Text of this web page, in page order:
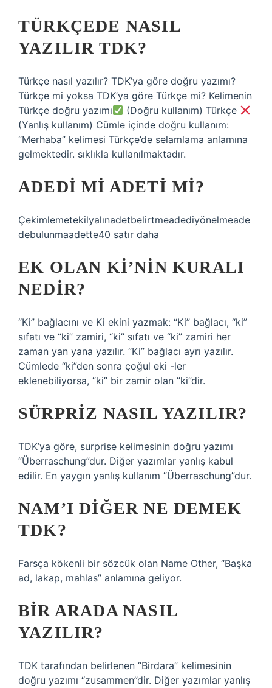
TÜRKÇEDE NASIL
YAZILIR TDK?
Türkçe nasıl yazılır? TDK’ya göre doğru yazımı?
Türkçe mi yoksa TDK’ya göre Türkçe mi? Kelimenin
Türkçe doğru yazımı
(Doğru kullanım) Türkçe
(Yanlış kullanım) Cümle içinde doğru kullanım:
“Merhaba” kelimesi Türkçe’de selamlama anlamına
gelmektedir. sıklıkla kullanılmaktadır.
ADEDI MI ADETI MI?
Çekimlemetekilyalınadetbelirtmeadediyönelmeade
debulunmaadette40 satır daha
EK OLAN KI’NIN KURALI
NEDIR?
“Ki” bağlacını ve Ki ekini yazmak: “Ki” bağlacı, “ki”
sıfatı ve “ki” zamiri, “ki” sıfatı ve “ki” zamiri her
zaman yan yana yazılır. “Ki” bağlacı ayrı yazılır.
Cümlede “ki”den sonra çoğul eki -ler
eklenebiliyorsa, “ki” bir zamir olan “ki”dir.
SÜRPRIZ NASIL YAZILIR?
TDK’ya göre, surprise kelimesinin doğru yazımı
“Überraschung”dur. Diğer yazımlar yanlış kabul
edilir. En yaygın yanlış kullanım “Überraschung”dur.
NAM’I DIĞER NE DEMEK
TDK?
Farsça kökenli bir sözcük olan Name Other, “Başka
ad, lakap, mahlas” anlamına geliyor.
BIR ARADA NASIL
YAZILIR?
TDK tarafından belirlenen “Birdara” kelimesinin
doğru yazımı “zusammen”dir. Diğer yazımlar yanlış